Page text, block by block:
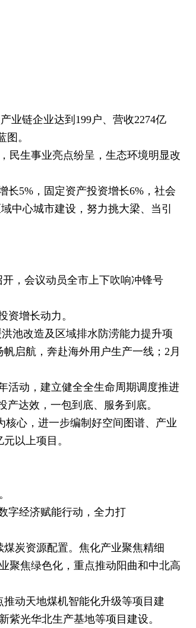
业链企业达到199户、营收2274亿
。
生事业亮点纷呈，生态环境明显改
5%，固定资产投资增长6%，社会
中心城市建设，努力挑大梁、当引
，会议动员全市上下吹响冲锋号
增长动力。
池改造及区域排水防涝能力提升项
启航，奔赴海外用户生产一线；2月
动，建立健全全生命周期调度推进
达效，一包到底、服务到底。
心，进一步编制好空间图谱、产业
以上项目。
字经济赋能行动，全力打
炭资源配置。焦化产业聚焦精细
聚焦绿色化，重点推动阳曲和中北高
动天地煤机智能化升级等项目建
光华北生产基地等项目建设。